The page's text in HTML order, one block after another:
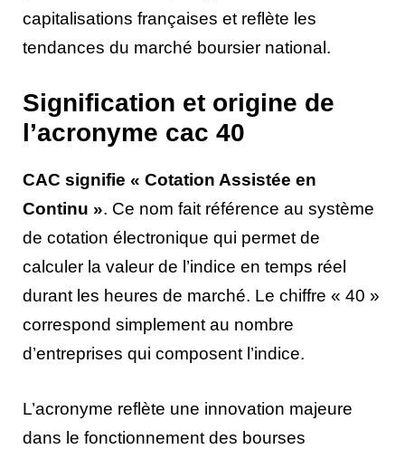
capitalisations françaises et reflète les
tendances du marché boursier national.
Signification et origine de
l’acronyme cac 40
CAC signifie « Cotation Assistée en
Continu ». Ce nom fait référence au système
de cotation électronique qui permet de
calculer la valeur de l’indice en temps réel
durant les heures de marché. Le chiffre « 40 »
correspond simplement au nombre
d’entreprises qui composent l’indice.
L’acronyme reflète une innovation majeure
dans le fonctionnement des bourses